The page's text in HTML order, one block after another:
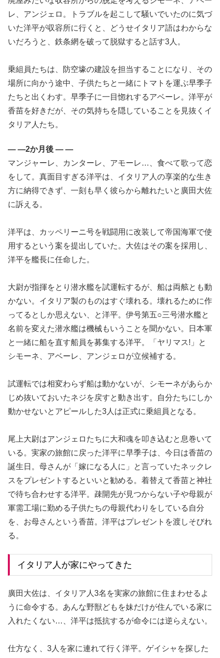
レ、アンジェロ。トラブルを起こして騒いでいたのに気づ
いた洋平が収容所に行くと、どうせイタリア語はわからな
いだろうと、鉄条網を破って脱獄すると話す3人。
乗組員たちは、防空壕の建設を担当することになり、その
場所に向かう途中、子供たちと一緒にトマトを運ぶ早季子
たちと出くわす。早季子に一目惚れするアベーレ。洋平が
香苗を好きだが、その気持ちを隠していることを見抜くイ
タリア人たち。
— —2か月後 — —
マンジャーレ、カンターレ、アモーレ…、食べて歌って恋
をして。真面目すぎる洋平は、イタリア人の享楽的な生き
方に納得できず、一刻も早く彼らから離れたいと廣田大佐
に訴える。
洋平は、カッペリーニ号を戦闘用に改装して帝国海軍で使
用するという案を提出していた。大佐はその案を採用し、
洋平を艦長に任命した。
大尉が指揮をとり潜水艦を試運転するが、船は両舷とも動
かない。イタリア製のものはすぐ壊れる。壊れるために作
ってるとしか思えない、と洋平。伊号第五○三号潜水艦と
名前を変えた潜水艦は機械もいうことを聞かない。日本軍
と一緒に船を直す船員を募集する洋平。「ヤリマス!」と
シモーネ、アベーレ、アンジェロが立候補する。
試運転では相変わらず船は動かないが、シモーネがあらか
じめ抜いておいたネジを戻すと動き出す。自分たちにしか
動かせないとアピールした3人は正式に乗組員となる。
尾上大尉はアンジェロたちに大和魂を叩き込むと息巻いて
いる。実家の旅館に戻った洋平に早季子は、今日は香苗の
誕生日。母さんが「嫁になる人に」と言っていたネックレ
スをプレゼントするといいと勧める。着替えて香苗と神社
で待ち合わせする洋平。疎開先が見つからない子や母親が
軍需工場に勤める子供たちの母親代わりをしている自分
を、お母さんという香苗。洋平はプレゼントを渡しそびれ
る。
イタリア人が家にやってきた
廣田大佐は、イタリア人3名を実家の旅館に住まわせるよ
うに命令する。あんな野獣どもを妹だけが住んでいる家に
入れたくない…、洋平は抵抗するが命令には逆らえない。
仕方なく、3人を家に連れて行く洋平。ゲイシャを探した